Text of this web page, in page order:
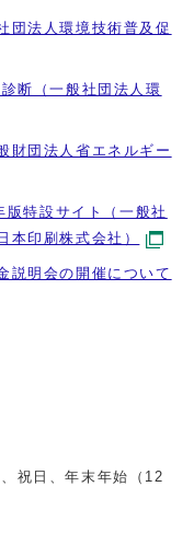
団法人環境技術普及促
断（一般社団法人環
財団法人省エネルギー
特設サイト（一般社
本印刷株式会社）
説明会の開催について
祝日、年末年始（12